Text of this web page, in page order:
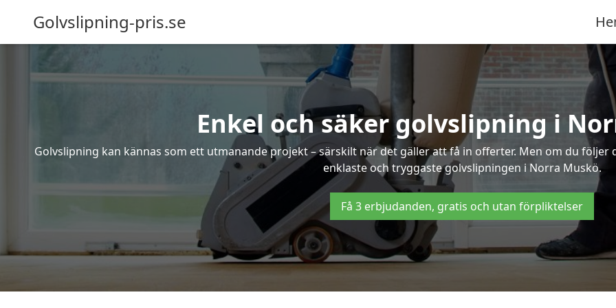
Golvslipning-pris.se
Enkel och säker golvslipning i
Golvslipning kan kännas som ett utmanande projekt – särskilt när det gäller att få in offerter. Men om du
enklaste och tryggaste golvslipningen i Norra Muskö.
Få 3 erbjudanden, gratis och utan förpliktelser